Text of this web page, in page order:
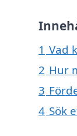
1 Vad
2 Hur
3
4 Sök